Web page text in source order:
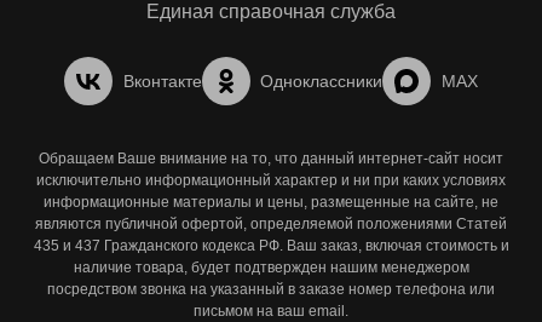
Единая справочная служба
Вконтакте Одноклассники MAX
Обращаем Ваше внимание на то, что данный интернет-сайт носит
исключительно информационный характер и ни при каких условиях
информационные материалы и цены, размещенные на сайте, не
являются публичной офертой, определяемой положениями Статей
435 и 437 Гражданского кодекса РФ. Ваш заказ, включая стоимость и
наличие товара, будет подтвержден нашим менеджером
посредством звонка на указанный в заказе номер телефона или
письмом на ваш email.